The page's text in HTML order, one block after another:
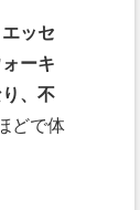
ッセ
ーキ
、不
どで体